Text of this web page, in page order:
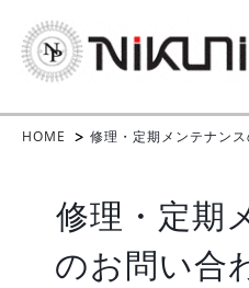
HOME 修理・定期メンテナン
修理・定期
のお問い合